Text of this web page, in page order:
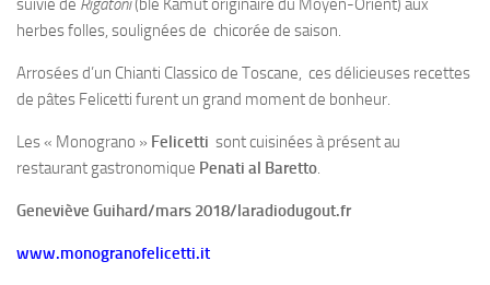
suivie de Rigatoni(blé Kamut originaire du Moyen-Orient) aux
herbes folles, soulignées de chicorée de saison.
Arrosées d’un Chianti Classico de Toscane, ces délicieuses recettes
de pâtes Felicetti furent un grand moment de bonheur.
Les « Monograno » Felicetti sont cuisinées à présent au
restaurant gastronomique Penati al Baretto.
Geneviève Guihard/mars 2018/laradiodugout.fr
www.monogranofelicetti.it